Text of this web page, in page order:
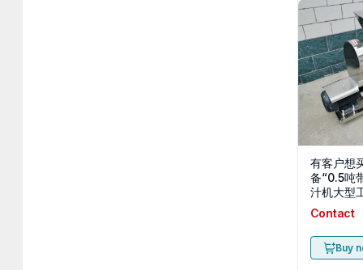
木工机械
面砂光机
板材重型
Contact
Buy
有客户想
备“0.5吨
汁机大型
机商用水
机”请销
Contact
Buy